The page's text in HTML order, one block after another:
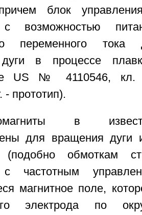
блок
возможностью
переменного тока
в процессе
US № 4110546, кл.
- прототип).
в
для вращения дуги
(подобно обмоткам
с частотным
магнитное поле,
электрода по